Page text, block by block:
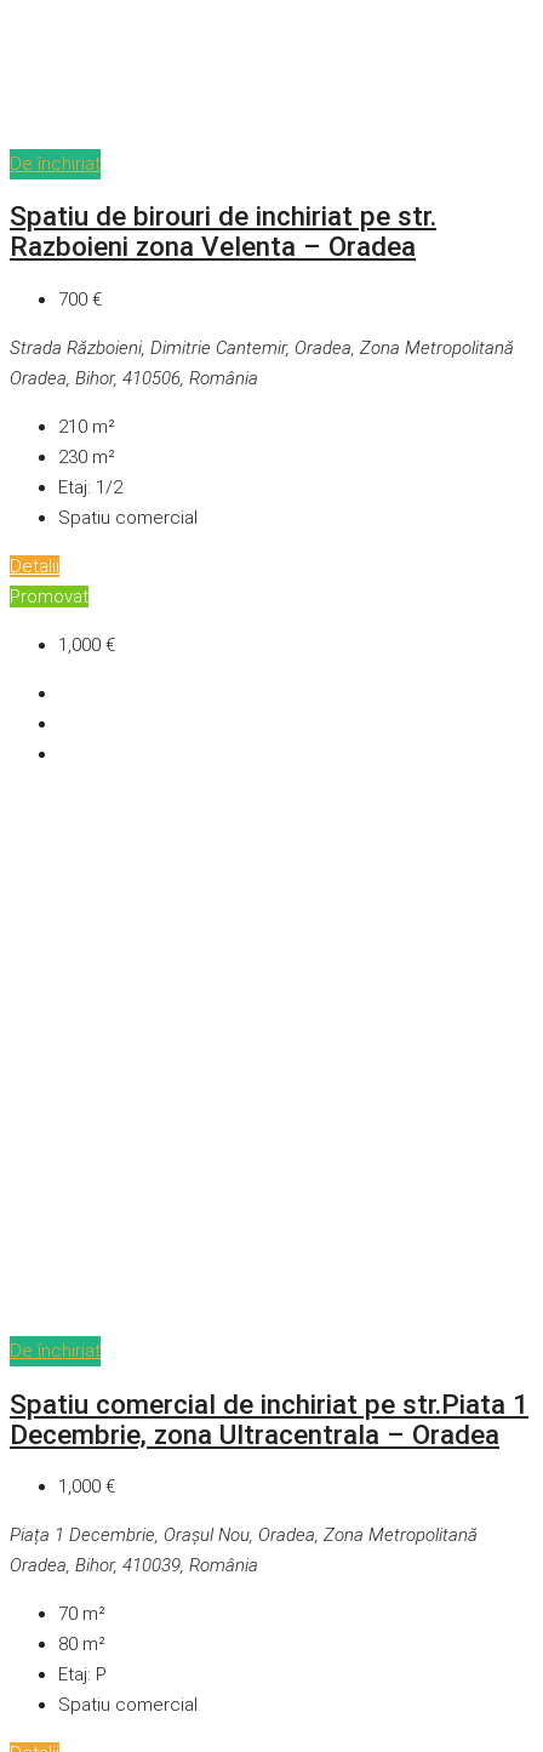
De închiriat
Spatiu de birouri de inchiriat pe str.
Razboieni zona Velenta – Oradea
700 €
Strada Războieni, Dimitrie Cantemir, Oradea, Zona Metropolitană
Oradea, Bihor, 410506, România
210 m²
230 m²
Etaj: 1/2
Spatiu comercial
Detalii
Promovat
1,000 €
De închiriat
Spatiu comercial de inchiriat pe str.Piata 1
Decembrie, zona Ultracentrala – Oradea
1,000 €
Piața 1 Decembrie, Orașul Nou, Oradea, Zona Metropolitană
Oradea, Bihor, 410039, România
70 m²
80 m²
Etaj: P
Spatiu comercial